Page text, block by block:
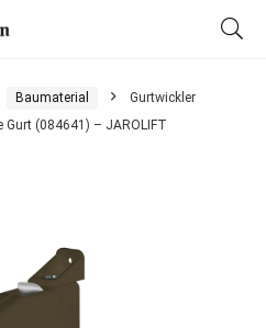
Baumaterial
Gurtwickler
Gurt (084641) – JAROLIFT